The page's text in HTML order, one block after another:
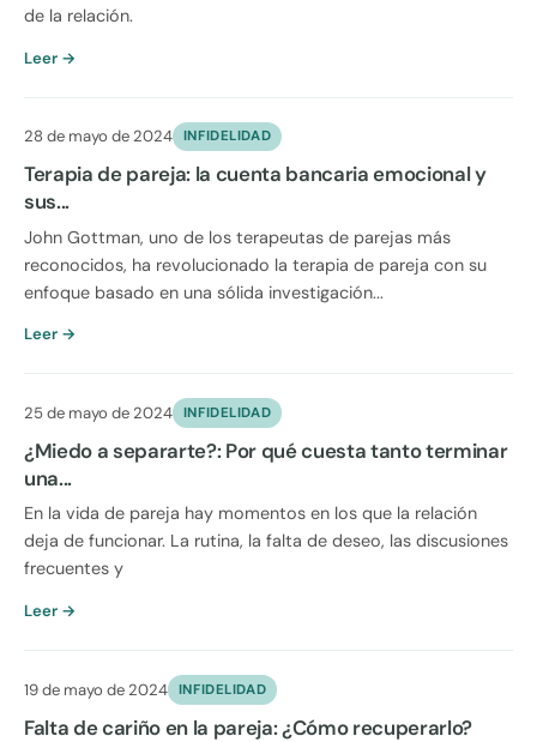
de la relación.
Leer →
28 de mayo de 2024 INFIDELIDAD
Terapia de pareja: la cuenta bancaria emocional y
sus...
John Gottman, uno de los terapeutas de parejas más
reconocidos, ha revolucionado la terapia de pareja con su
enfoque basado en una sólida investigación...
Leer →
25 de mayo de 2024 INFIDELIDAD
¿Miedo a separarte?: Por qué cuesta tanto terminar
una...
En la vida de pareja hay momentos en los que la relación
deja de funcionar. La rutina, la falta de deseo, las discusiones
frecuentes y
Leer →
19 de mayo de 2024 INFIDELIDAD
Falta de cariño en la pareja: ¿Cómo recuperarlo?